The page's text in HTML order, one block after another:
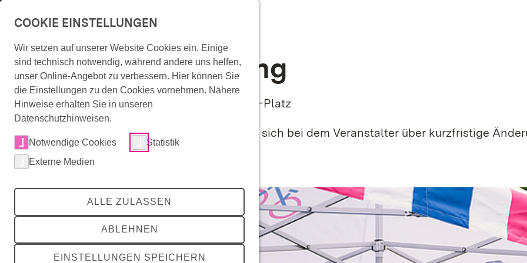
Überspringe Artikel-Bühne
RadCheck Backnang
19. September 2026, 11 bis 17 Uhr, Willy-Brandt-Platz
Änderungen vorbehalten. Bitte informieren Sie sich bei dem Veranstalter über kurzfristige
Teilen
Wonach suchst Du?
Mitradeln
RadKULTUR-Angebote
Die Initiative
zurück
Events
RadROUTENPLANER
zurück
Angebote für Kommunen
RadKULTUR für AGFK-Kommunen
Buchungsplattform
zurück
Über die RadKULTUR
Presse
COOKIE EINSTELLUNGEN
Wir setzen auf unserer Website Cookies ein. Einige
sind technisch notwendig, während andere uns helfen,
unser Online-Angebot zu verbessern. Hier können Sie
die Einstellungen zu den Cookies vornehmen. Nähere
Hinweise erhalten Sie in unseren
Datenschutzhinweisen.
Notwendige Cookies
Statistik
Externe Medien
ALLE ZULASSEN
ABLEHNEN
EINSTELLUNGEN SPEICHERN